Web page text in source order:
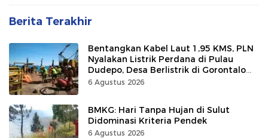
Berita Terakhir
Bentangkan Kabel Laut 1,95 KMS, PLN
Nyalakan Listrik Perdana di Pulau
Dudepo, Desa Berlistrik di Gorontalo
100 Persen
6 Agustus 2026
BMKG: Hari Tanpa Hujan di Sulut
Didominasi Kriteria Pendek
6 Agustus 2026